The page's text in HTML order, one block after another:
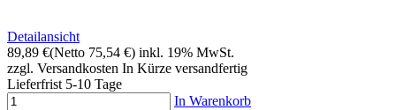
Detailansicht
89,89 €(Netto 75,54 €) inkl. 19% MwSt.
zzgl. Versandkosten In Kürze versandfertig
Lieferfrist 5-10 Tage
In Warenkorb